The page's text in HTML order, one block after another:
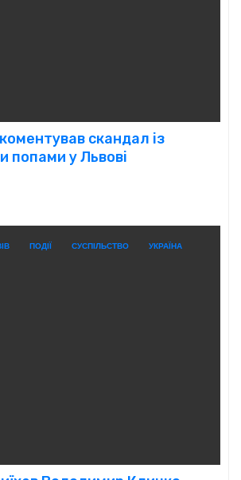
скандал із
попами у Львові
ПОДІЇ СУСПІЛЬСТВО УКРАЇНА